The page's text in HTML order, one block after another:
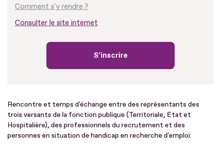
Comment s'y rendre ?
Consulter le site internet
S'inscrire
Rencontre et temps d'échange entre des représentants des
trois versants de la fonction publique (Territoriale, Etat et
Hospitalière), des professionnels du recrutement et des
personnes en situation de handicap en recherche d'emploi: